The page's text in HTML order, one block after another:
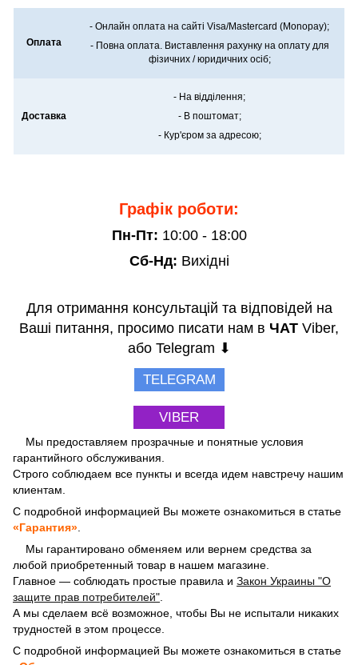
Оплата
- Онлайн оплата на сайті Visa/Mastercard (Monopay);
- Повна оплата. Виставлення рахунку на оплату для
фізичних / юридичних осіб;
Доставка
- На відділення;
- В поштомат;
- Кур'єром за адресою;
Графік роботи:
Пн-Пт: 10:00 - 18:00
Сб-Нд: Вихідні
Для отримання консультацій та відповідей на
Ваші питання, просимо писати нам в ЧАТ Viber,
або Telegram ⬇
TELEGRAM
VIBER
Мы предоставляем прозрачные и понятные условия
гарантийного обслуживания.
Строго соблюдаем все пункты и всегда идем навстречу нашим
клиентам.
С подробной информацией Вы можете ознакомиться в статье
«Гарантия»
Мы гарантировано обменяем или вернем средства за
любой приобретенный товар в нашем магазине.
Главное — соблюдать простые правила и Закон Украины "О
защите прав потребителей"
А мы сделаем всё возможное, чтобы Вы не испытали никаких
трудностей в этом процессе.
С подробной информацией Вы можете ознакомиться в статье